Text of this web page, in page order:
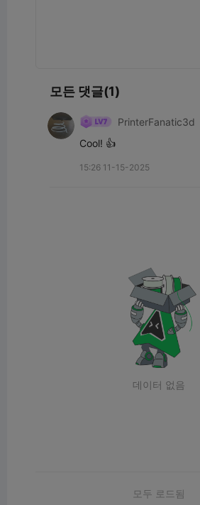
모든 댓글(1)
PrinterFanatic3d
Cool! 👍
15:26 11-15-2025
데이터 없음
모두 로드됨